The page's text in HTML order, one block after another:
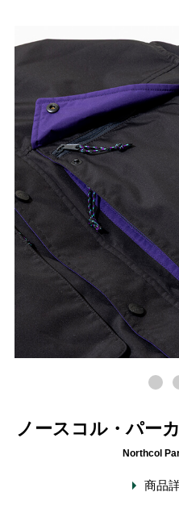
ノースコル・パー
Northcol
商品